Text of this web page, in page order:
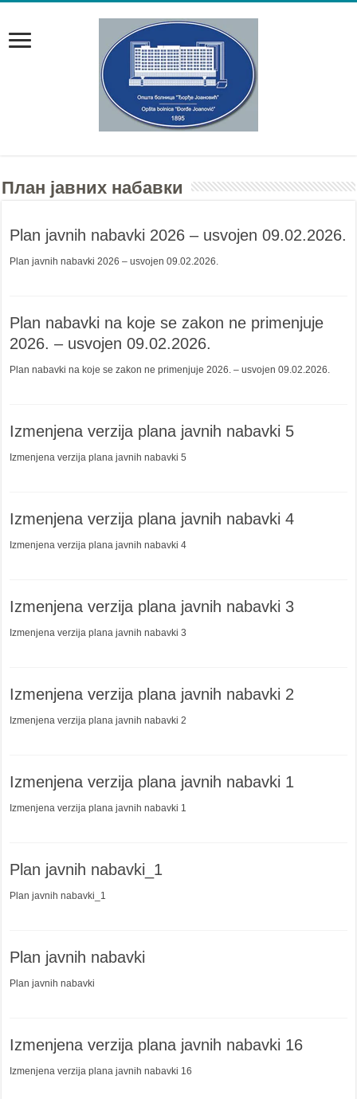
План јавних набавки
Plan javnih nabavki 2026 – usvojen 09.02.2026.
Plan javnih nabavki 2026 – usvojen 09.02.2026.
Plan nabavki na koje se zakon ne primenjuje
2026. – usvojen 09.02.2026.
Plan nabavki na koje se zakon ne primenjuje 2026. – usvojen 09.02.2026.
Izmenjena verzija plana javnih nabavki 5
Izmenjena verzija plana javnih nabavki 5
Izmenjena verzija plana javnih nabavki 4
Izmenjena verzija plana javnih nabavki 4
Izmenjena verzija plana javnih nabavki 3
Izmenjena verzija plana javnih nabavki 3
Izmenjena verzija plana javnih nabavki 2
Izmenjena verzija plana javnih nabavki 2
Izmenjena verzija plana javnih nabavki 1
Izmenjena verzija plana javnih nabavki 1
Plan javnih nabavki_1
Plan javnih nabavki_1
Plan javnih nabavki
Plan javnih nabavki
Izmenjena verzija plana javnih nabavki 16
Izmenjena verzija plana javnih nabavki 16